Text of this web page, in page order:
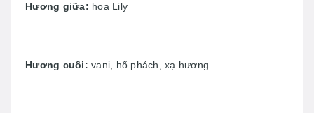
Hương giữa: hoa Lily
Hương cuối: vani, hổ phách, xạ hương